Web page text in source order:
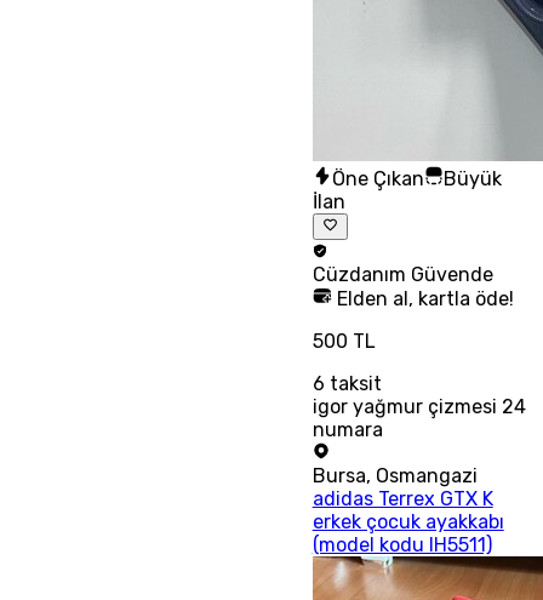
Öne Çıkan
Büyük
İlan
Cüzdanım Güvende
Elden al, kartla öde!
500 TL
6 taksit
igor yağmur çizmesi 24
numara
Bursa, Osmangazi
adidas Terrex GTX K
erkek çocuk ayakkabı
(model kodu IH5511)